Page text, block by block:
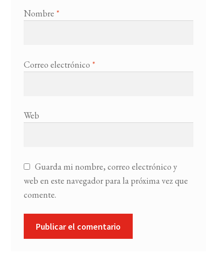
Nombre *
Correo electrónico *
Web
Guarda mi nombre, correo electrónico y
web en este navegador para la próxima vez que
comente.